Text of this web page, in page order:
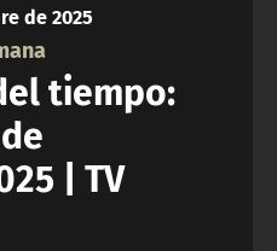
de 2025
tiempo:
| TV